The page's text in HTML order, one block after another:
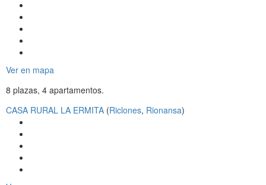
Ver en mapa
8 plazas, 4 apartamentos.
CASA RURAL LA ERMITA (Riclones, Rionansa)